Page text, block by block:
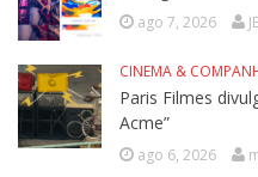
ago 7, 2026
CINEMA &
Paris Filmes
Acme”
ago 6, 2026